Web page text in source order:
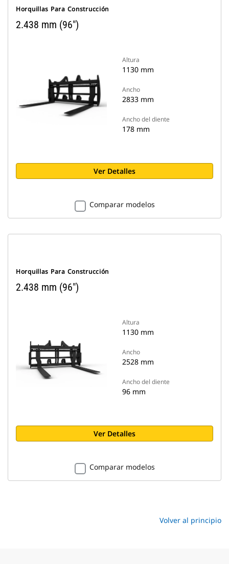
Horquillas Para Construcción
2.438 mm (96")
Altura
1130 mm
Ancho
2833 mm
Ancho del diente
178 mm
Ver Detalles
Comparar modelos
Horquillas Para Construcción
2.438 mm (96")
Altura
1130 mm
Ancho
2528 mm
Ancho del diente
96 mm
Ver Detalles
Comparar modelos
Volver al principio